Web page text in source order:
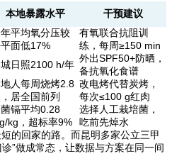
本地暴露水平
干预建议
平均氧分压较
面低17%
有氧联合抗阻训
练，每周≥150 min
日照2100 h/年
外出SPF50+防晒，
备抗氧化食谱
人每周烧烤2.8
居全国前列
改电烤代替炭烤，
每次≤100 g红肉
镉平均0.28
kg，超标率9%
选择人工栽培菌，
吃前先焯水
的回家的路。而昆明多家公立三甲
”做成常态，让数据与方案在同一间